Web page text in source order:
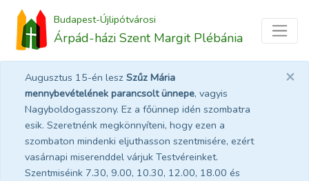
Budapest-Újlipótvárosi
Árpád-házi Szent Margit Plébánia
Augusztus 15-én lesz Szűz Mária
mennybevételének parancsolt ünnepe, vagyis
Nagyboldogasszony. Ez a főünnep idén szombatra
esik. Szeretnénk megkönnyíteni, hogy ezen a
szombaton mindenki eljuthasson szentmisére, ezért
vasárnapi miserenddel várjuk Testvéreinket.
Szentmiséink 7.30, 9.00, 10.30, 12.00, 18.00 és
×